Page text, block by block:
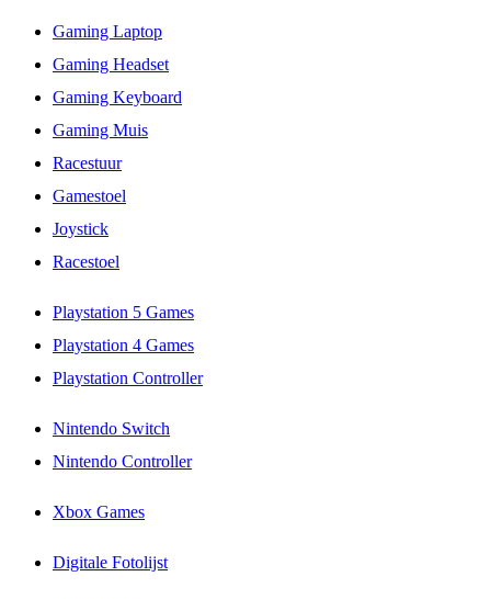
Gaming Laptop
Gaming Headset
Gaming Keyboard
Gaming Muis
Racestuur
Gamestoel
Joystick
Racestoel
Playstation 5 Games
Playstation 4 Games
Playstation Controller
Nintendo Switch
Nintendo Controller
Xbox Games
Digitale Fotolijst